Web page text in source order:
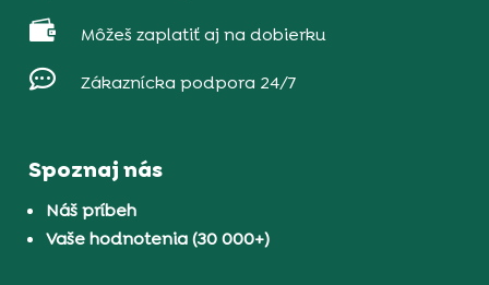
 Môžeš zaplatiť aj na dobierku
 Zákaznícka podpora 24/7
Spoznaj nás
Náš príbeh
Vaše hodnotenia (30 000+)